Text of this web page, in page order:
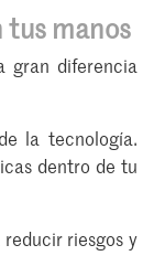
tus manos
gran diferencia
la tecnología.
dentro de tu
reducir riesgos y